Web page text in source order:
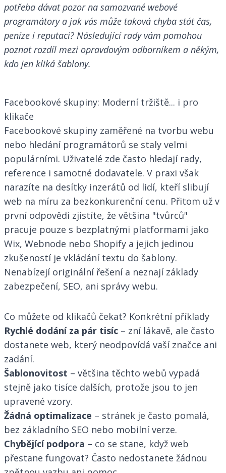
potřeba dávat pozor na samozvané webové
programátory a jak vás může taková chyba stát čas,
peníze i reputaci? Následující rady vám pomohou
poznat rozdíl mezi opravdovým odborníkem a někým,
kdo jen kliká šablony.
Facebookové skupiny: Moderní tržiště... i pro
klikače
Facebookové skupiny zaměřené na tvorbu webu
nebo hledání programátorů se staly velmi
populárními. Uživatelé zde často hledají rady,
reference i samotné dodavatele. V praxi však
narazíte na desítky inzerátů od lidí, kteří slibují
web na míru za bezkonkurenční cenu. Přitom už v
první odpovědi zjistíte, že většina "tvůrců"
pracuje pouze s bezplatnými platformami jako
Wix, Webnode nebo Shopify a jejich jedinou
zkušeností je vkládání textu do šablony.
Nenabízejí originální řešení a neznají základy
zabezpečení, SEO, ani správy webu.
Co můžete od klikačů čekat? Konkrétní příklady
Rychlé dodání za pár tisíc – zní lákavě, ale často
dostanete web, který neodpovídá vaší značce ani
zadání.
Šablonovitost – většina těchto webů vypadá
stejně jako tisíce dalších, protože jsou to jen
upravené vzory.
Žádná optimalizace – stránek je často pomalá,
bez základního SEO nebo mobilní verze.
Chybějící podpora – co se stane, když web
přestane fungovat? Často nedostanete žádnou